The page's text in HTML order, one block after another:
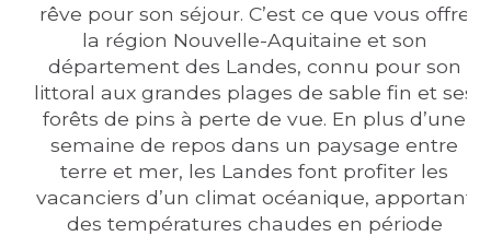
rêve pour son séjour. C’est ce que vous offre
la région Nouvelle-Aquitaine et son
département des Landes, connu pour son
littoral aux grandes plages de sable fin et ses
forêts de pins à perte de vue. En plus d’une
semaine de repos dans un paysage entre
terre et mer, les Landes font profiter les
vacanciers d’un climat océanique, apportant
des températures chaudes en période